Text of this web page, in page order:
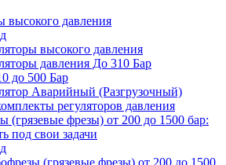
высокого давления
высокого давления
давления До 310 Бар
до 500 Бар
Аварийный (Разгрузочный)
регуляторов давления
(грязевые фрезы) от 200 до 1500 бар:
под свои задачи
(грязевые фрезы) от 200 до 1500